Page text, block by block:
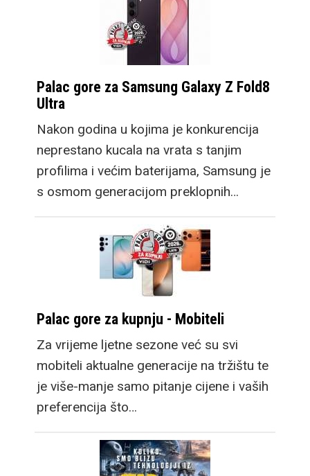
Palac gore za Samsung Galaxy Z Fold8
Ultra
Nakon godina u kojima je konkurencija
neprestano kucala na vrata s tanjim
profilima i većim baterijama, Samsung je
s osmom generacijom preklopnih…
Palac gore za kupnju - Mobiteli
Za vrijeme ljetne sezone već su svi
mobiteli aktualne generacije na tržištu te
je više-manje samo pitanje cijene i vaših
preferencija što…